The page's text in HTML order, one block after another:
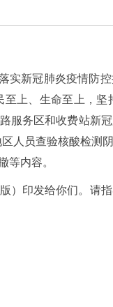
新冠肺炎疫情防
上、生命至上，
务区和收费站新
员查验核酸检测
内容。
印发给你们。请